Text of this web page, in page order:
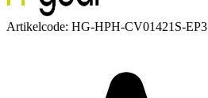
Artikelcode: HG-HPH-CV01421S-EP3